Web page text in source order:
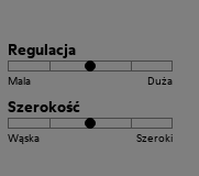
Regulacja
Mala Duża
Szerokość
Wąska Szeroki